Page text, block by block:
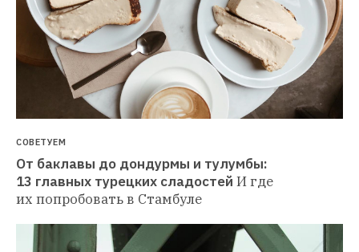
СОВЕТУЕМ
От баклавы до дондурмы и тулумбы:
13 главных турецких сладостей И где
их попробовать в Стамбуле